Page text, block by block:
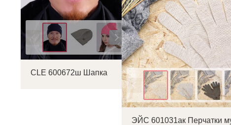
Цвет
CLE 600672ш Шапка
Цвет
ЭЙС 601031ак Перчатки